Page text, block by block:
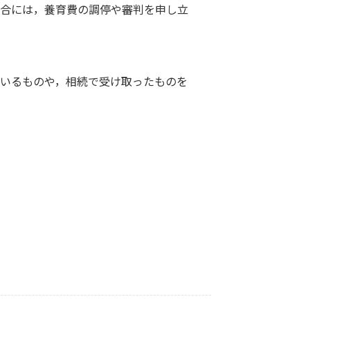
には，養育費の調停や審判を申し立
るものや，相続で受け取ったものを